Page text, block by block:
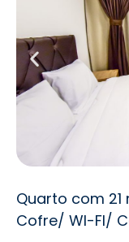
Quarto com 21
Cofre/ WI-FI/